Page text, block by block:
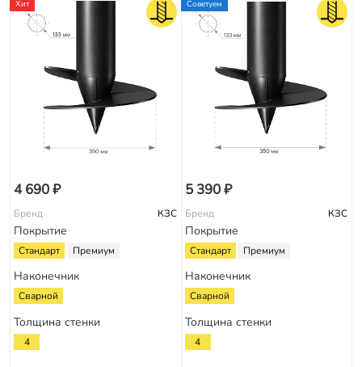
Хит
4 690 ₽
Бренд КЗС
Покрытие
Стандарт Премиум
Наконечник
Сварной
Толщина стенки
4
Советуем
5 390 ₽
Бренд КЗС
Покрытие
Стандарт Премиум
Наконечник
Сварной
Толщина стенки
4